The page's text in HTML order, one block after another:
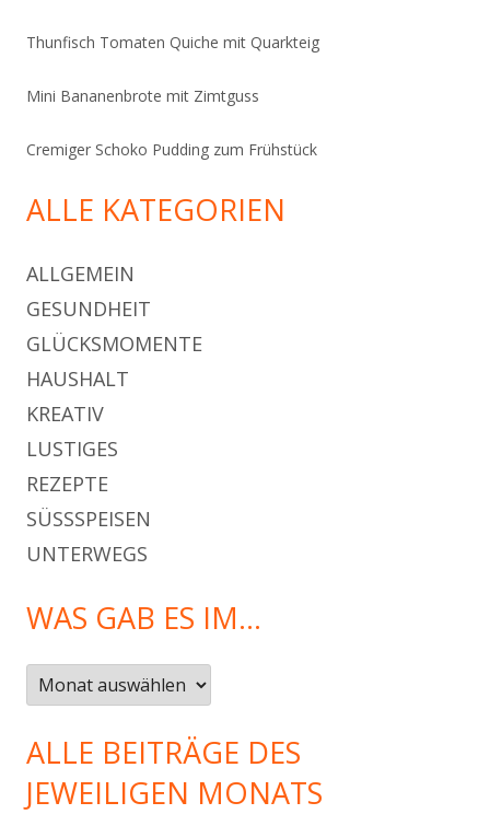
Thunfisch Tomaten Quiche mit Quarkteig
Mini Bananenbrote mit Zimtguss
Cremiger Schoko Pudding zum Frühstück
ALLE KATEGORIEN
ALLGEMEIN
GESUNDHEIT
GLÜCKSMOMENTE
HAUSHALT
KREATIV
LUSTIGES
REZEPTE
SÜSSSPEISEN
UNTERWEGS
WAS GAB ES IM…
Was
gab
es
im…
ALLE BEITRÄGE DES
JEWEILIGEN MONATS